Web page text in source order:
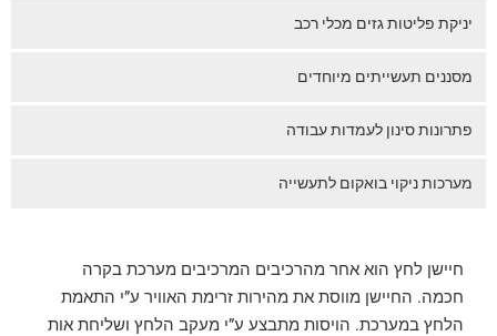
יניקת פליטות גזים מכלי רכב
מסננים תעשייתים מיוחדים
פתרונות סינון לעמדות עבודה
מערכות ניקוי בואקום לתעשייה
חיישן לחץ הוא אחר מהרכיבים המרכיבים מערכת בקרה
חכמה. החיישן מווסת את מהירות זרימת האוויר ע”י התאמת
הלחץ במערכת. הויסות מתבצע ע”י מעקב הלחץ ושליחת אות